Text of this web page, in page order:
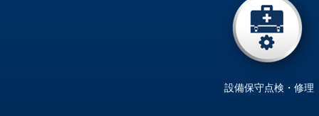
設備保守点検・修理